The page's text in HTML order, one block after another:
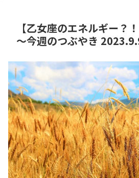
【乙女座のエネルギー？
～今週のつぶやき